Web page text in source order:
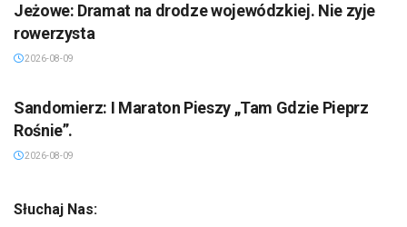
Jeżowe: Dramat na drodze wojewódzkiej. Nie zyje
rowerzysta
2026-08-09
Sandomierz: I Maraton Pieszy „Tam Gdzie Pieprz
Rośnie”.
2026-08-09
Słuchaj Nas: